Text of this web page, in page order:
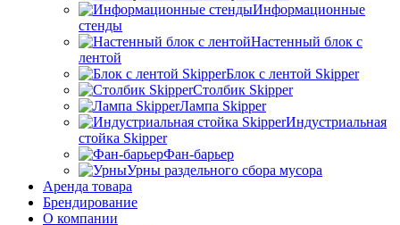
Информационные
стенды
Настенный блок с
лентой
Блок с лентой Skipper
Столбик Skipper
Лампа Skipper
Индустриальная
стойка Skipper
Фан-барьер
Урны раздельного сбора мусора
Аренда товара
Брендирование
О компании